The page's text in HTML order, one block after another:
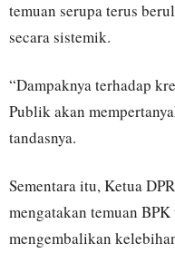
temuan serupa terus
secara sistemik.
“Dampaknya terhadap
Publik akan
tandasnya.
Sementara itu, Ketua
mengatakan temuan
mengembalikan